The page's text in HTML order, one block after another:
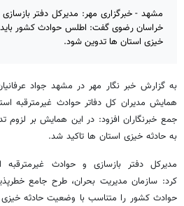
مشهد - خبرگزاری مهر: مدیرکل دفتر
خراسان رضوی گفت: اطلس حوادث کشور
خیزی استان ها تدوین شود.
به گزارش خبر نگار مهر در مشهد جواد
همایش مدیران کل دفاتر حوادث غیرمترقبه
جمع خبرنگاران افزود: در این همایش بر
به حادثه خیزی استان ها تاکید شد.
مدیرکل دفتر بازسازی و حوادث غیرمترقبه
کرد: سازمان مدیریت بحران، طرح جامع
حوادث کشور را متناسب با وضعیت حادثه